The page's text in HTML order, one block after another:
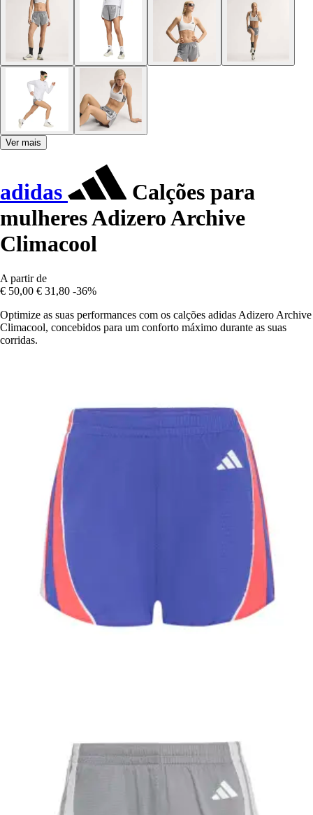
Ver mais
adidas
Calções para
mulheres Adizero Archive
Climacool
A partir de
€ 50,00 € 31,80 -36%
Optimize as suas performances com os calções adidas Adizero Archive
Climacool, concebidos para um conforto máximo durante as suas
corridas.